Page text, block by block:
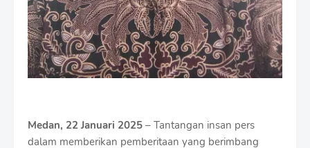
Medan, 22 Januari 2025 – Tantangan insan pers
dalam memberikan pemberitaan yang berimbang